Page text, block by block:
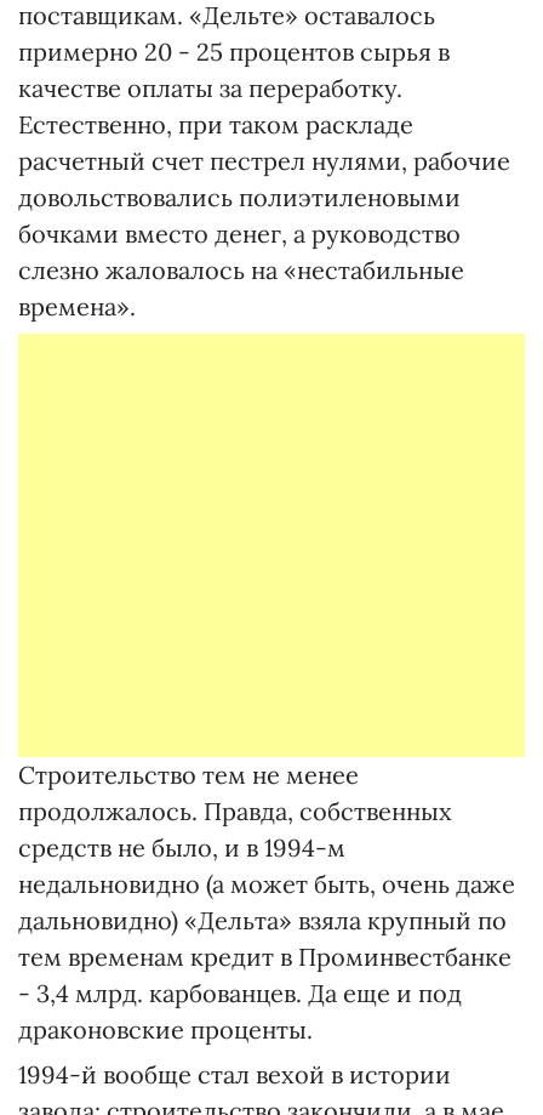
поставщикам. «Дельте» оставалось
примерно 20 - 25 процентов сырья в
качестве оплаты за переработку.
Естественно, при таком раскладе
расчетный счет пестрел нулями, рабочие
довольствовались полиэтиленовыми
бочками вместо денег, а руководство
слезно жаловалось на «нестабильные
времена».
Строительство тем не менее
продолжалось. Правда, собственных
средств не было, и в 1994-м
недальновидно (а может быть, очень даже
дальновидно) «Дельта» взяла крупный по
тем временам кредит в Проминвестбанке
- 3,4 млрд. карбованцев. Да еще и под
драконовские проценты.
1994-й вообще стал вехой в истории